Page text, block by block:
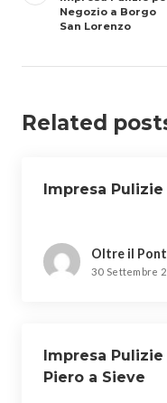
Negozio a Borgo
San Lorenzo
Related
Impresa
Oltre il
30 Settembre
Impresa
Piero a Sieve